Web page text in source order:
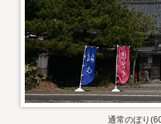
通常のぼり